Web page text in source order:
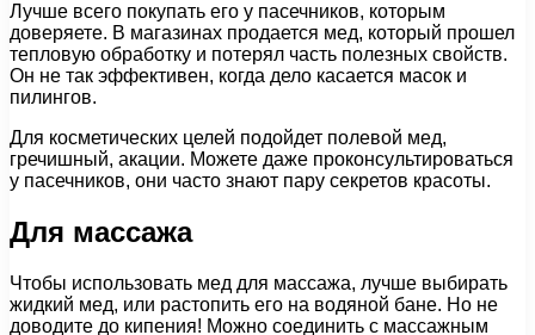
Лучше всего покупать его у пасечников, которым
доверяете. В магазинах продается мед, который прошел
тепловую обработку и потерял часть полезных свойств.
Он не так эффективен, когда дело касается масок и
пилингов.
Для косметических целей подойдет полевой мед,
гречишный, акации. Можете даже проконсультироваться
у пасечников, они часто знают пару секретов красоты.
Для массажа
Чтобы использовать мед для массажа, лучше выбирать
жидкий мед, или растопить его на водяной бане. Но не
доводите до кипения! Можно соединить с массажным